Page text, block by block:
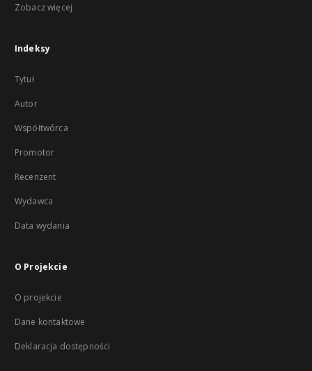
Zobacz więcej
Indeksy
Tytuł
Autor
Współtwórca
Promotor
Recenzent
Wydawca
Data wydania
O Projekcie
O projekcie
Dane kontaktowe
Deklaracja dostępności